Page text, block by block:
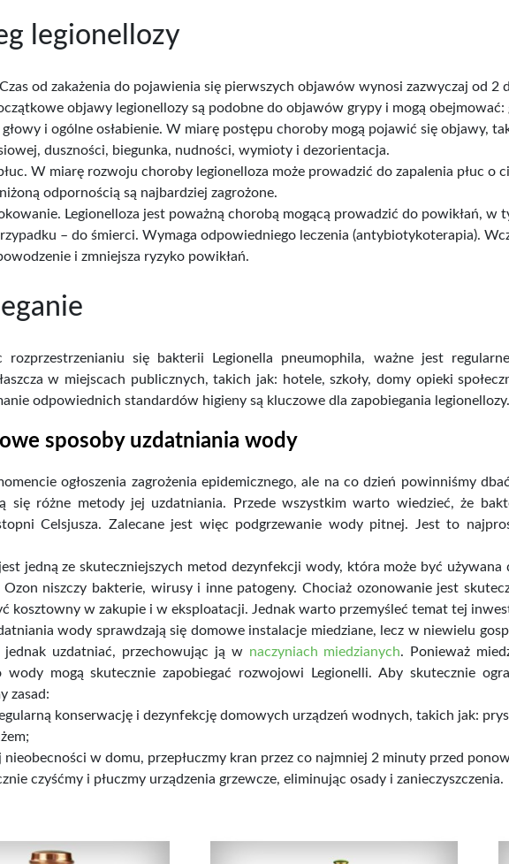
legionellozy
od zakażenia do pojawienia się pierwszych objawów wynosi zazwyczaj od 2
objawy legionellozy są podobne do objawów grypy i mogą obejmować:
i ogólne osłabienie. W miarę postępu choroby mogą pojawić się objawy,
duszności, biegunka, nudności, wymioty i dezorientacja.
W miarę rozwoju choroby legionelloza może prowadzić do zapalenia płuc o
odpornością są najbardziej zagrożone.
Legionelloza jest poważną chorobą mogącą prowadzić do powikłań,
– do śmierci. Wymaga odpowiedniego leczenia (antybiotykoterapia).
i zmniejsza ryzyko powikłań.
rozprzestrzenianiu się bakterii Legionella pneumophila, ważne jest
w miejscach publicznych, takich jak: hotele, szkoły, domy opieki
odpowiednich standardów higieny są kluczowe dla zapobiegania legionellozy.
sposoby uzdatniania wody
ogłoszenia zagrożenia epidemicznego, ale na co dzień powinniśmy
się różne metody jej uzdatniania. Przede wszystkim warto wiedzieć, że
Celsjusza. Zalecane jest więc podgrzewanie wody pitnej. Jest to
jest jedną ze skuteczniejszych metod dezynfekcji wody, która może być
Ozon niszczy bakterie, wirusy i inne patogeny. Chociaż ozonowanie jest
kosztowny w zakupie i w eksploatacji. Jednak warto przemyśleć temat tej
wody sprawdzają się domowe instalacje miedziane, lecz w niewielu
jednak uzdatniać, przechowując ją w naczyniach miedzianych. Ponieważ
wody mogą skutecznie zapobiegać rozwojowi Legionelli. Aby skutecznie
zasad:
konserwację i dezynfekcję domowych urządzeń wodnych, takich jak:
nieobecności w domu, przepłuczmy kran przez co najmniej 2 minuty przed
czyśćmy i płuczmy urządzenia grzewcze, eliminując osady i zanieczyszczenia.